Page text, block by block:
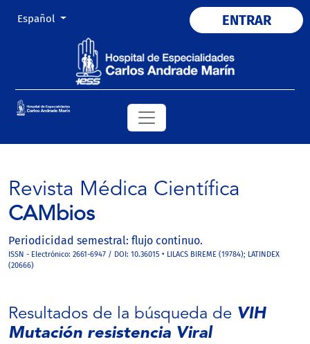
Cambiar el idioma. El actual es:
Español ENTRAR
Revista Médica Científica
CAMbios
Periodicidad semestral: flujo continuo.
ISSN - Electrónico: 2661-6947 / DOI: 10.36015 • LILACS BIREME (19784); LATINDEX
(20666)
Resultados de la búsqueda de VIH
Mutación resistencia Viral